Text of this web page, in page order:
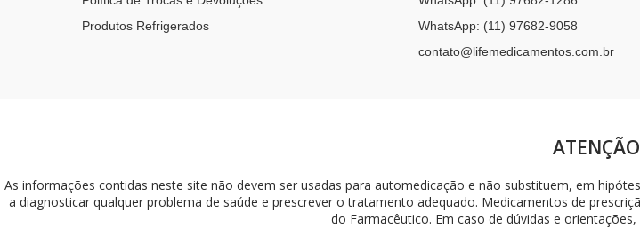
Esofagite / Úlceras / Gastrite
Hemorróida
Herpes
Produtos Refrigerados
WhatsApp: (11) 97682-9058
contato@lifemedicamentos.com.br
As informações contidas neste site não devem ser usadas para automedicação e não substituem, em
a diagnosticar qualquer problema de saúde e prescrever o tratamento adequado. Medicamentos de
do Farmacêutico. Em caso de dúvidas e